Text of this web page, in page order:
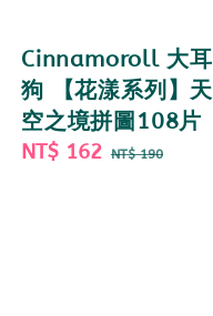
Cinnamoroll 大耳
狗 【花漾系列】天
空之境拼圖108片
Sale
NT$ 162 Regular
NT$ 190